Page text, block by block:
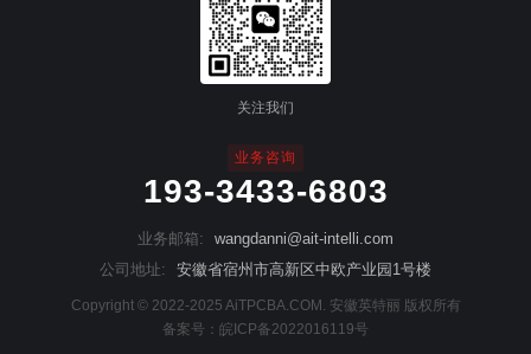
业务咨询
193-3433-6803
业务邮箱:
wangdanni@ait-intelli.com
公司地址:
安徽省宿州市高新区中欧产业园1号楼
Copyright © 2022-2025 AiTPCBA.COM. 安徽英特丽 版权所有
备案号： 皖ICP备2022016119号
关注我们